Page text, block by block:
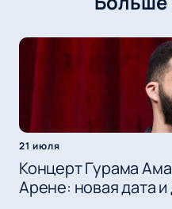
21 июля
Концерт Гурама
Арене: новая дата и